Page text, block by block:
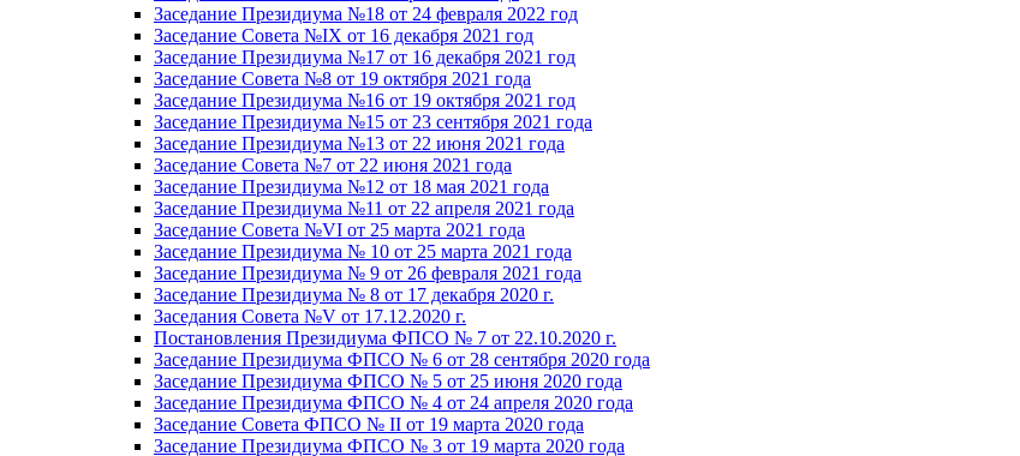
Заседание Президиума №18 от 24 февраля 2022 год
Заседание Совета №IX от 16 декабря 2021 год
Заседание Президиума №17 от 16 декабря 2021 год
Заседание Совета №8 от 19 октября 2021 года
Заседание Президиума №16 от 19 октября 2021 год
Заседание Президиума №15 от 23 сентября 2021 года
Заседание Президиума №13 от 22 июня 2021 года
Заседание Совета №7 от 22 июня 2021 года
Заседание Президиума №12 от 18 мая 2021 года
Заседание Президиума №11 от 22 апреля 2021 года
Заседание Совета №VI от 25 марта 2021 года
Заседание Президиума № 10 от 25 марта 2021 года
Заседание Президиума № 9 от 26 февраля 2021 года
Заседание Президиума № 8 от 17 декабря 2020 г.
Заседания Совета №V от 17.12.2020 г.
Постановления Президиума ФПСО № 7 от 22.10.2020 г.
Заседание Президиума ФПСО № 6 от 28 сентября 2020 года
Заседание Президиума ФПСО № 5 от 25 июня 2020 года
Заседание Президиума ФПСО № 4 от 24 апреля 2020 года
Заседание Совета ФПСО № II от 19 марта 2020 года
Заседание Президиума ФПСО № 3 от 19 марта 2020 года